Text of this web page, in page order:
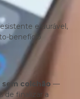
e durável,
benefício
sem colchão —
de finalizar a